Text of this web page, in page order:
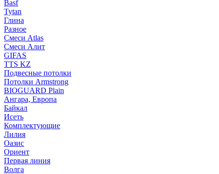
Basf
Tytan
Глина
Разное
Смеси Atlas
Смеси Алит
GIFAS
TTS KZ
Подвесные потолки
Потолки Armstrong
BIOGUARD Plain
Ангара, Европа
Байкал
Исеть
Комплектующие
Лилия
Оазис
Ориент
Первая линия
Волга